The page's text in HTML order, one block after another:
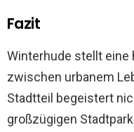
Fazit
Winterhude stellt eine
zwischen urbanem
Stadtteil begeistert
großzügigen